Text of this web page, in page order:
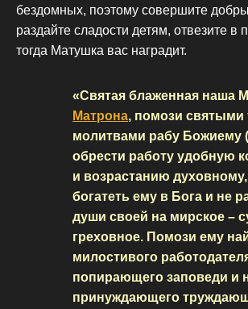
бездомных, поэтому совершите
раздайте сладости детям, отвезите в
тогда Матушка вас наградит.
«Святая блаженная наша
Матрона, помози святыми
молитвами рабу Божиему
обрести работу удобную
и возрастанию
богатеть ему в Бога и не
души своей на мирское –
греховное. Помози ему
милостивого
попирающего заповеди и
принуждающего